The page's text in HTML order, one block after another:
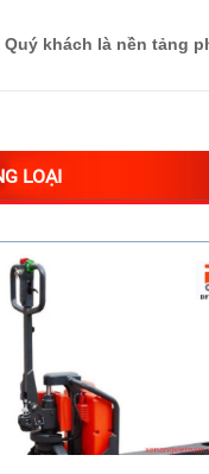
khách là nền tảng
LOẠI